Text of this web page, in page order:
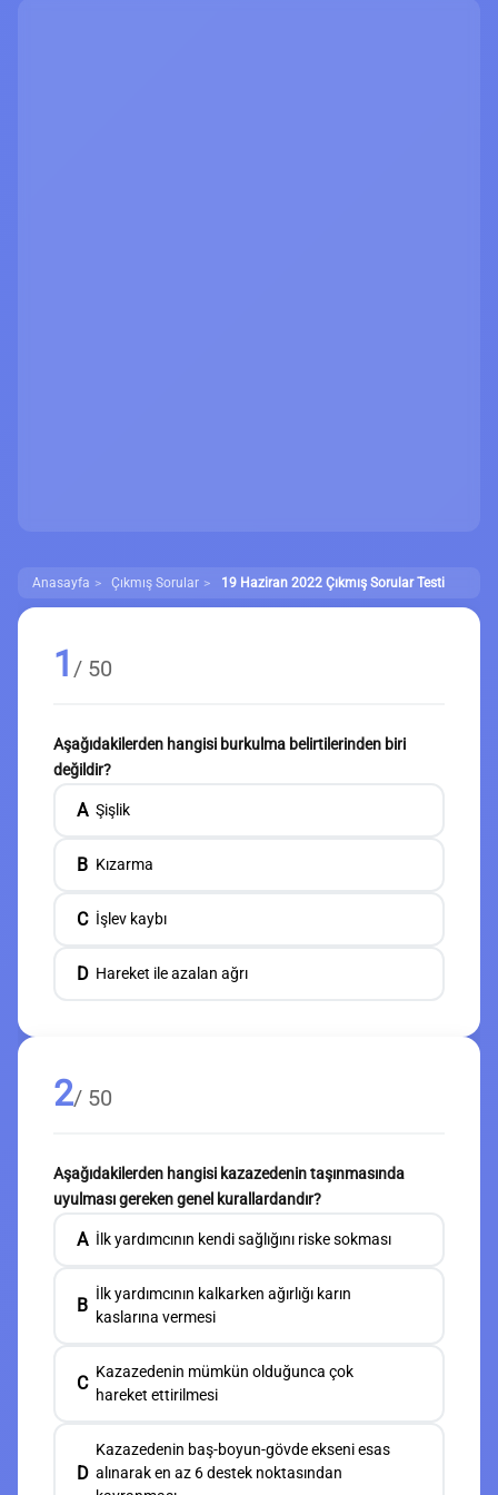
Anasayfa Çıkmış Sorular 19 Haziran 2022 Çıkmış Sorular Testi
1 / 50
Aşağıdakilerden hangisi burkulma belirtilerinden biri
değildir?
A Şişlik
B Kızarma
C İşlev kaybı
D Hareket ile azalan ağrı
2/ 50
Aşağıdakilerden hangisi kazazedenin taşınmasında
uyulması gereken genel kurallardandır?
A İlk yardımcının kendi sağlığını riske sokması
B
İlk yardımcının kalkarken ağırlığı karın
kaslarına vermesi
C
Kazazedenin mümkün olduğunca çok
hareket ettirilmesi
D
Kazazedenin baş-boyun-gövde ekseni esas
alınarak en az 6 destek noktasından